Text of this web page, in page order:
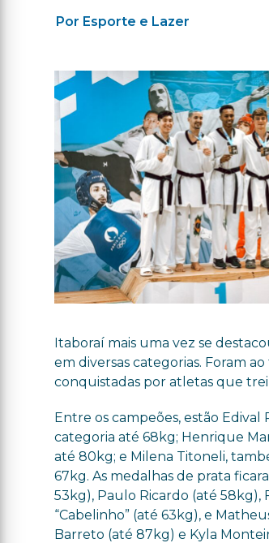
Por Esporte e Lazer
Itaboraí mais uma vez se
em diversas categorias. Foram
conquistadas por atletas que
Entre os campeões, estão Edival
categoria até 68kg; Henrique
até 80kg; e Milena Titoneli,
67kg. As medalhas de prata
53kg), Paulo Ricardo (até 58kg),
“Cabelinho” (até 63kg), e
Barreto (até 87kg) e Kyla